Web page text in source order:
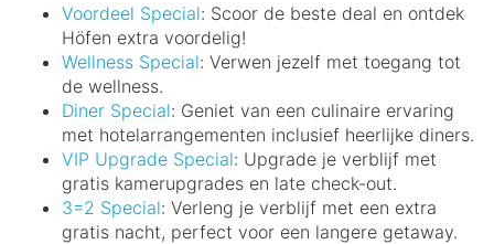
Voordeel Special: Scoor de beste deal en ontdek
Höfen extra voordelig!
Wellness Special: Verwen jezelf met toegang tot
de wellness.
Diner Special: Geniet van een culinaire ervaring
met hotelarrangementen inclusief heerlijke diners.
VIP Upgrade Special: Upgrade je verblijf met
gratis kamerupgrades en late check-out.
3=2 Special: Verleng je verblijf met een extra
gratis nacht, perfect voor een langere getaway.